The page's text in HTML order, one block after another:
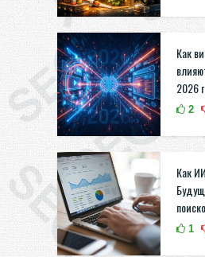
Как
2026
2
Как
1